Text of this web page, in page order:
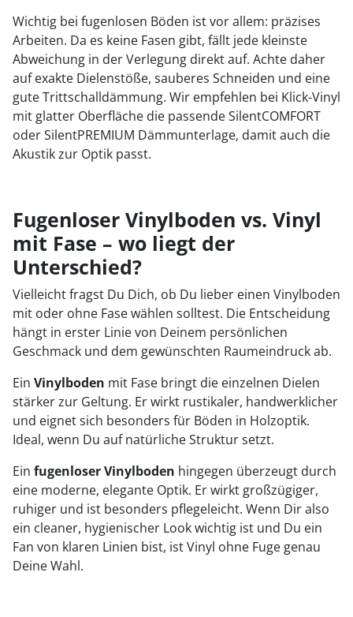
Wichtig bei fugenlosen Böden ist vor allem: präzises
Arbeiten. Da es keine Fasen gibt, fällt jede kleinste
Abweichung in der Verlegung direkt auf. Achte daher
auf exakte Dielenstöße, sauberes Schneiden und eine
gute Trittschalldämmung. Wir empfehlen bei Klick-Vinyl
mit glatter Oberfläche die passende SilentCOMFORT
oder SilentPREMIUM Dämmunterlage, damit auch die
Akustik zur Optik passt.
Fugenloser Vinylboden vs. Vinyl
mit Fase – wo liegt der
Unterschied?
Vielleicht fragst Du Dich, ob Du lieber einen Vinylboden
mit oder ohne Fase wählen solltest. Die Entscheidung
hängt in erster Linie von Deinem persönlichen
Geschmack und dem gewünschten Raumeindruck ab.
Ein Vinylboden mit Fase bringt die einzelnen Dielen
stärker zur Geltung. Er wirkt rustikaler, handwerklicher
und eignet sich besonders für Böden in Holzoptik.
Ideal, wenn Du auf natürliche Struktur setzt.
Ein fugenloser Vinylboden hingegen überzeugt durch
eine moderne, elegante Optik. Er wirkt großzügiger,
ruhiger und ist besonders pflegeleicht. Wenn Dir also
ein cleaner, hygienischer Look wichtig ist und Du ein
Fan von klaren Linien bist, ist Vinyl ohne Fuge genau
Deine Wahl.